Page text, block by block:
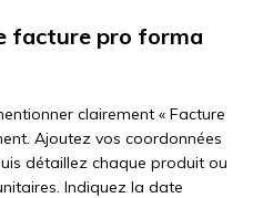
facture pro forma
clairement « Facture
Ajoutez vos coordonnées
détaillez chaque produit ou
Indiquez la date